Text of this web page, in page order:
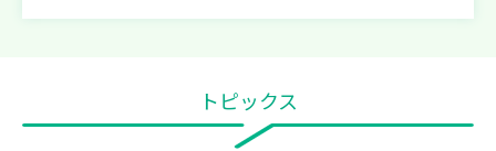
トピックス